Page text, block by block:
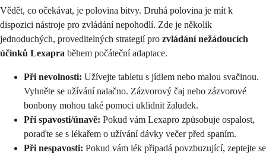
Vědět, co očekávat, je polovina bitvy. Druhá polovina je mít k
dispozici nástroje pro zvládání nepohodlí. Zde je několik
jednoduchých, proveditelných strategií pro zvládání nežádoucích
účinků Lexapra během počáteční adaptace.
Při nevolnosti: Užívejte tabletu s jídlem nebo malou svačinou.
Vyhněte se užívání nalačno. Zázvorový čaj nebo zázvorové
bonbony mohou také pomoci uklidnit žaludek.
Při spavosti/únavě: Pokud vám Lexapro způsobuje ospalost,
poraďte se s lékařem o užívání dávky večer před spaním.
Při nespavosti: Pokud vám lék připadá povzbuzující, zeptejte se